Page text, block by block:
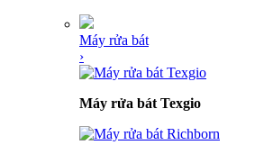
Máy rửa bát
›
Máy rửa bát Texgio